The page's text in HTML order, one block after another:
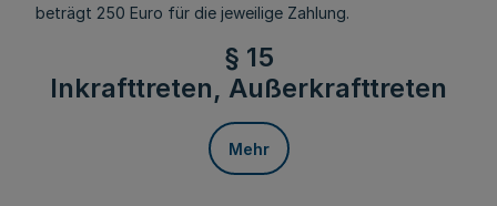
beträgt 250 Euro für die jeweilige Zahlung.
§ 15
Inkrafttreten, Außerkrafttreten
Mehr